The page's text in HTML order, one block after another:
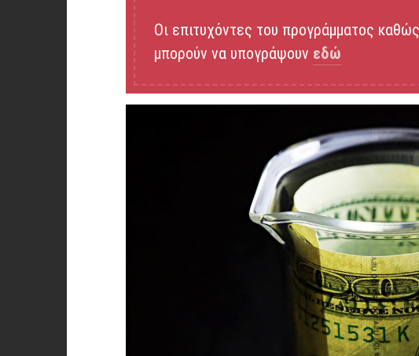
Οι επιτυχόντες του προγράμματος
μπορούν να υπογράψουν εδώ